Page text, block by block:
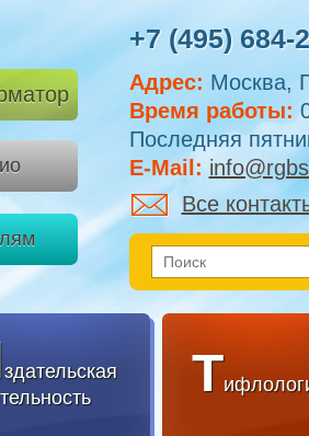
+7 (495) 684-
Адрес: Москва,
Время работы:
Последняя
E-Mail:
Все
здательская
Т